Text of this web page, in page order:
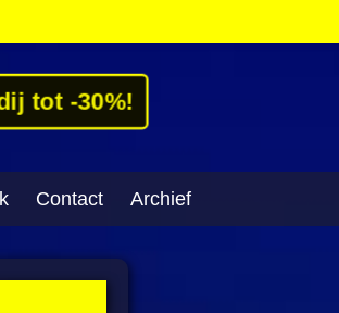
tot -30%!
Contact Archief